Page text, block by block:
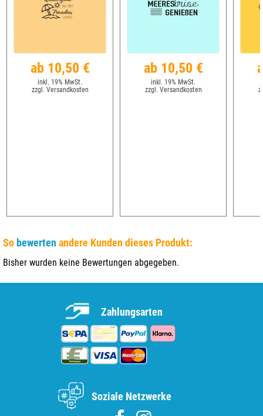
ab 10,50 €
inkl. 19% MwSt.
zzgl. Versandkosten
ab 10,50 €
inkl. 19% MwSt.
zzgl. Versandkosten
So bewerten andere Kunden dieses Produkt:
Bisher wurden keine Bewertungen abgegeben.
Zahlungsarten
Soziale Netzwerke